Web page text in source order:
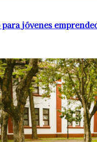
jóvenes